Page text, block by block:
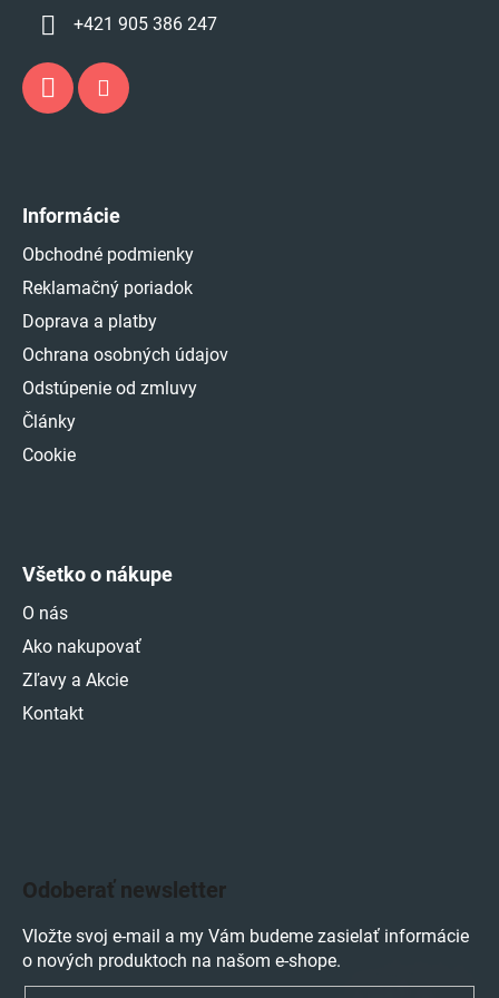
+421 905 386 247
Informácie
Obchodné podmienky
Reklamačný poriadok
Doprava a platby
Ochrana osobných údajov
Odstúpenie od zmluvy
Články
Cookie
Všetko o nákupe
O nás
Ako nakupovať
Zľavy a Akcie
Kontakt
Odoberať newsletter
Vložte svoj e-mail a my Vám budeme zasielať informácie
o nových produktoch na našom e-shope.